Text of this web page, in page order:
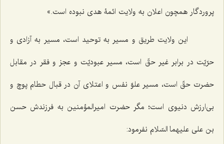
پروردگار همچون اعلان به ولایت ائمۀ هدی نبوده است.»
این ولایت طریق و مسیر به توحید است، مسیر به آزادی و
حرّیّت در برابر غیر حقّ است، مسیر عبودیّت و عجز و فقر در مقابل
حضرت حقّ است، مسیر علوّ نفس و اعتلای آن در قبال حطام پوچ و
بی‌ارزش دنیوی است؛ مگر حضرت امیرالمؤمنین به فرزندش حسن
بن علی علیهما السّلام نفرمود: